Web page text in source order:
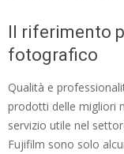
Il riferimento
fotografico
Qualità e
prodotti delle migliori
servizio utile nel
Fujifilm sono solo